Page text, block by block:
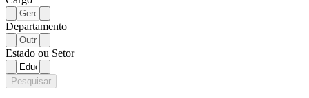
Departamento
Estado ou Setor
Pesquisar